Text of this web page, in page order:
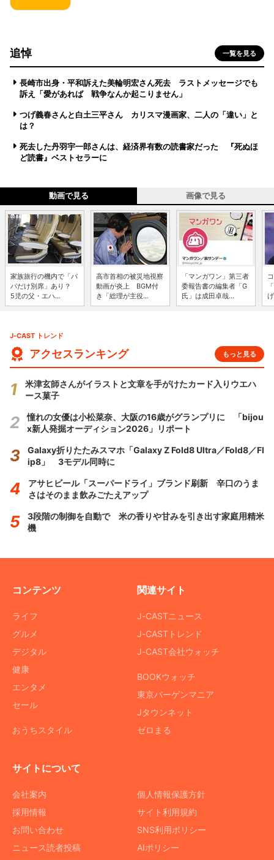
追悼 一覧を見る
長崎市出身・平和訴えた美輪明宏さん死去 ラストメッセージでも
訴え「愛があれば 戦争なんか起こりません」
つげ義春さんと白土三平さん カリスマ漫画家、二人の「違い」と
は？
死去した丹羽宇一郎さんは、経済界有数の読書家だった 『死ぬほ
ど読書』ベストセラーに
動画で見る 画像で見る
家族旅行の機内で「パ
パだけ別席」あり？
5児の父・エハ...
高市首相の被災地視察
動画が炎上 BGM付
き「総理が主役...
「マンガワン」第三者
委報告書の編集者「G
氏」は成田卓哉...
J-CAST トレンド
アクセスランキング もっと見る
米津玄師さんがイラストと文章を手がけたカード入りウエハ
ース菓子
憧れの女優は小松菜奈、大阪の16歳がグランプリに 「bijou
x新人発掘オーディション2026」リポート
Galaxy折りたたみスマホ「Galaxy Z Fold8 Ultra／Fold8／Fl
ip8」 3モデル同時に
アサヒビール「スーパードライ」ブランド刷新 辛口のうま
さはそのまま飲みごたえアップ
3段階の制御を自動で 米の香りや甘みを引き出す家庭用精米
機
コンテンツ
ライフ
グルメ
デジタル
健康
エンタメ
セール
おうちスタイル
関連サイト
J-CASTニュース
J-CASTトレンド
J-CAST会社ウォッチ
BOOKウォッチ
東京バーゲンマニア
Jタウンネット
ゼロまる
サイトについて
会社案内
採用情報
お問い合わせ
ニュース読者投稿
個人情報保護方針
サイト利用規約
SNS利用ポリシー
AIポリシー